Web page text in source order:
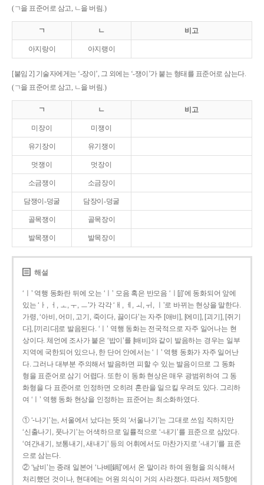
(ㄱ을 표준어로 삼고, ㄴ을 버림.)
ㄱ ㄴ 비고
아지랑이 아지랭이
[붙임 2] 기술자에게는 ‘-장이’, 그 외에는 ‘-쟁이’가 붙는 형태를 표준어로 삼는다.
(ㄱ을 표준어로 삼고, ㄴ을 버림.)
ㄱ ㄴ 비고
미장이 미쟁이
유기장이 유기쟁이
멋쟁이 멋장이
소금쟁이 소금장이
담쟁이-덩굴 담장이-덩굴
골목쟁이 골목장이
발목쟁이 발목장이
해설
‘ㅣ’ 역행 동화란 뒤에 오는 ‘ㅣ’ 모음 혹은 반모음 ‘ㅣ[j]’에 동화되어 앞에
있는 ‘ㅏ, ㅓ, ㅗ, ㅜ, ㅡ’가 각각 ‘ㅐ, ㅔ, ㅚ, ㅟ, ㅣ’로 바뀌는 현상을 말한다.
가령, ‘아비, 어미, 고기, 죽이다, 끓이다’는 자주 [애비], [에미], [괴기], [쥐기
다], [끼리다]로 발음된다. ‘ㅣ’ 역행 동화는 전국적으로 자주 일어나는 현
상이다. 체언에 조사가 붙은 ‘밥이’를 [배비]와 같이 발음하는 경우는 일부
지역에 국한되어 있으나, 한 단어 안에서는 ‘ㅣ’ 역행 동화가 자주 일어난
다. 그러나 대부분 주의해서 발음하면 피할 수 있는 발음이므로 그 동화
형을 표준어로 삼기 어렵다. 또한 이 동화 현상은 매우 광범위하여 그 동
화형을 다 표준어로 인정하면 오히려 혼란을 일으킬 우려도 있다. 그리하
여 ‘ㅣ’ 역행 동화 현상을 인정하는 표준어는 최소화하였다.
① ‘-나기’는, 서울에서 났다는 뜻의 ‘서울나기’는 그대로 쓰임 직하지만
‘신출나기, 풋나기’는 어색하므로 일률적으로 ‘-내기’를 표준으로 삼았다.
‘여간내기, 보통내기, 새내기’ 등의 어휘에서도 마찬가지로 ‘-내기’를 표준
으로 삼는다.
② ‘남비’는 종래 일본어 ‘나베[鍋]’에서 온 말이라 하여 원형을 의식해서
처리했던 것이나, 현대에는 어원 의식이 거의 사라졌다. 따라서 제5항에